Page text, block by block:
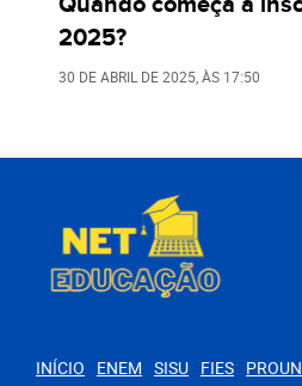
2025?
30 DE ABRIL DE 2025, ÀS 17:50
INÍCIO ENEM SISU FIES